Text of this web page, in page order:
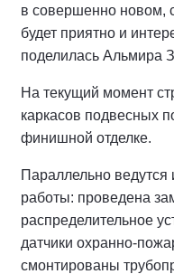
в совершенно новом,
будет приятно и
поделилась Альмира
На текущий момент
каркасов подвесных
финишной отделке.
Параллельно
работы: проведена
распределительное
датчики охранно-
смонтированы